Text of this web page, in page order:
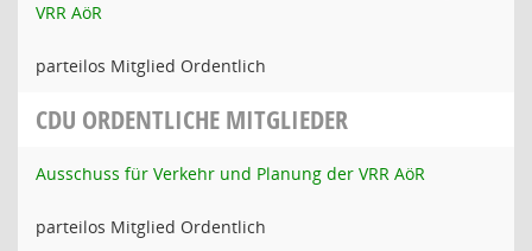
VRR AöR
parteilos Mitglied Ordentlich
CDU ORDENTLICHE MITGLIEDER
Ausschuss für Verkehr und Planung der VRR AöR
parteilos Mitglied Ordentlich